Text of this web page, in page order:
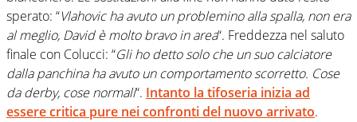
sperato: “Vlahovic ha avuto un problemino alla spalla, non era
al meglio, David è molto bravo in area“. Freddezza nel saluto
finale con Colucci: “Gli ho detto solo che un suo calciatore
dalla panchina ha avuto un comportamento scorretto. Cose
da derby, cose normali“. Intanto la tifoseria inizia ad
essere critica pure nei confronti del nuovo arrivato.